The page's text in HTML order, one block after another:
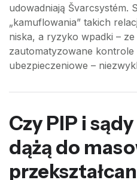
udowadniają Švarcsystém.
„kamuflowania” takich
niska, a ryzyko wpadki –
zautomatyzowane kontrole
ubezpieczeniowe –
Czy PIP i
dążą do